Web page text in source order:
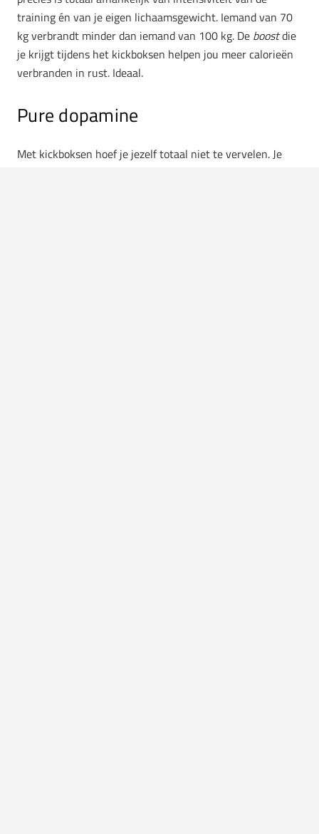
training én van je eigen lichaamsgewicht. Iemand van 70
kg verbrandt minder dan iemand van 100 kg. De boostdie
je krijgt tijdens het kickboksen helpen jou meer calorieën
verbranden in rust. Ideaal.
Pure dopamine
Met kickboksen hoef je jezelf totaal niet te vervelen. Je